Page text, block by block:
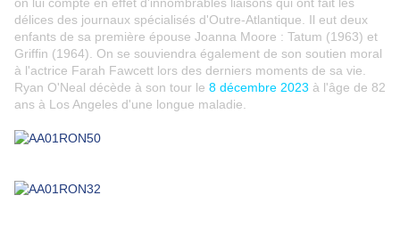
délices des journaux spécialisés d'Outre-Atlantique. Il eut deux
enfants de sa première épouse Joanna Moore : Tatum (1963) et
Griffin (1964). On se souviendra également de son soutien moral
à l'actrice Farah Fawcett lors des derniers moments de sa vie.
Ryan O'Neal décède à son tour le 8 décembre 2023 à l'âge de 82
ans à Los Angeles d'une longue maladie.